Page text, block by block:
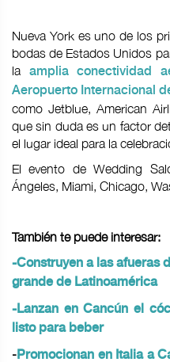
Nueva York es uno de los
bodas de Estados Unidos
la amplia conectividad
Aeropuerto Internacional
como Jetblue, American
que sin duda es un factor
el lugar ideal para la
El evento de Wedding
Ángeles, Miami, Chicago,
También te puede interesar:
-Construyen a las afueras
grande de Latinoamérica
-Lanzan en Cancún el
listo para beber
-Promocionan en Italia a